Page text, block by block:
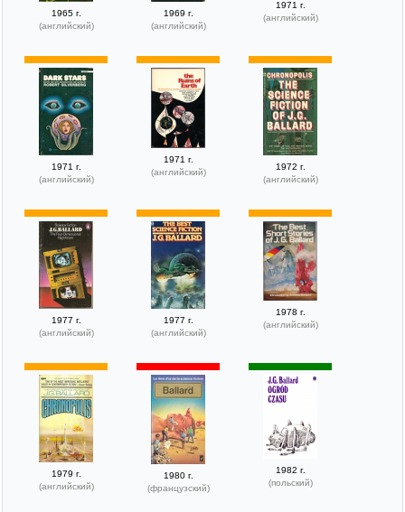
1965 г.
(английский)
1969 г.
(английский)
1971 г.
(английский)
1971 г.
(английский)
1971 г.
(английский)
1972 г.
(английский)
1977 г.
(английский)
1977 г.
(английский)
1978 г.
(английский)
1979 г.
(английский)
1980 г.
(французский)
1982 г.
(польский)